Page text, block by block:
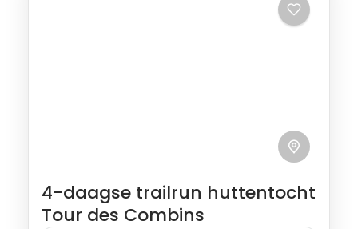
4-daagse trailrun huttentocht
Tour des Combins